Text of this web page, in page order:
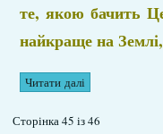
те, якою бачить
найкраще на
Читати далі
Сторінка 45 із 46